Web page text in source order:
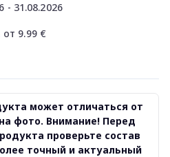
- 31.08.2026
9.99 €
может отличаться от
фото. Внимание! Перед
проверьте состав
точный и актуальный